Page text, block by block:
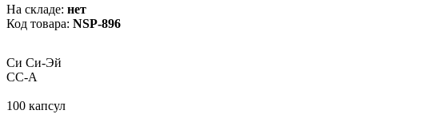
На складе: нет
Код товара: NSP-896
Си Си-Эй
СС-А
100 капсул